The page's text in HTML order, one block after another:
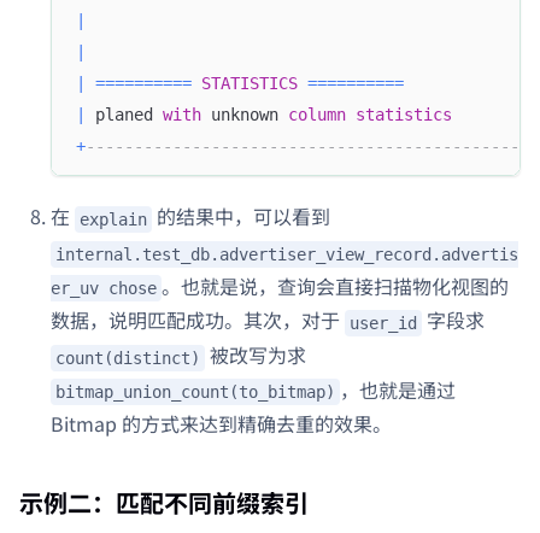
========== STATISTICS ==========
planed with unknown column statistics
+
在 explain 的结果中，可以看到
internal.test_db.advertiser_view_record.advertis
er_uv chose 。也就是说，查询会直接扫描物化视图的
数据，说明匹配成功。其次，对于 user_id 字段求
count(distinct) 被改写为求
bitmap_union_count(to_bitmap) ，也就是通过
Bitmap 的方式来达到精确去重的效果。
示例二：匹配不同前缀索引